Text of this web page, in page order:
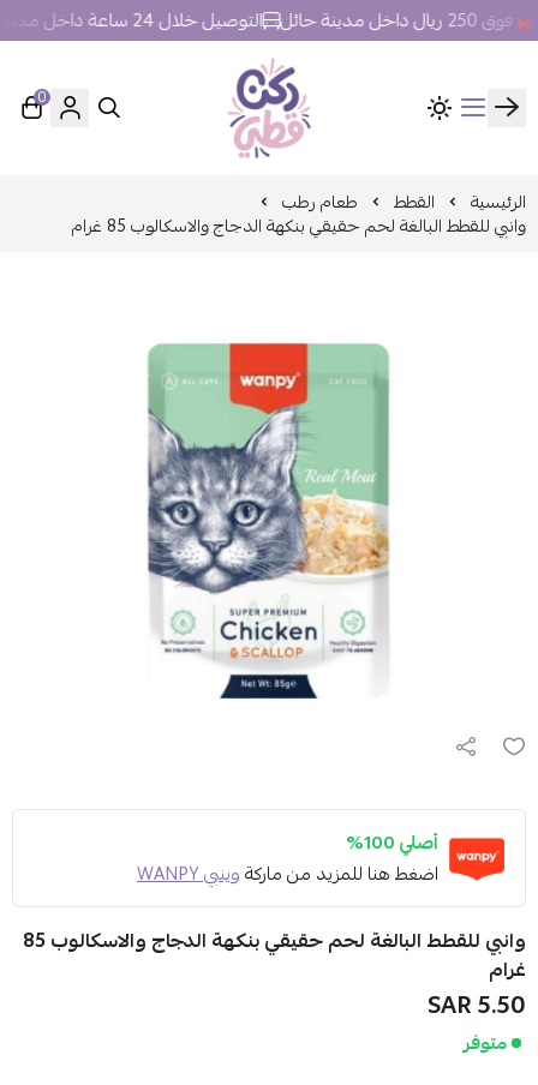
مدينة حائل التوصيل خلال 24 ساعة داخل مدينة حائل.
ركن قطي
0
الرئيسية القطط طعام رطب
وانبي للقطط البالغة لحم حقيقي بنكهة الدجاج والاسكالوب 85 غرام
أصلي 100%
اضغط هنا للمزيد من ماركةوينبي WANPY
وانبي للقطط البالغة لحم حقيقي بنكهة الدجاج والاسكالوب 85
غرام
5.50 SAR
متوفر